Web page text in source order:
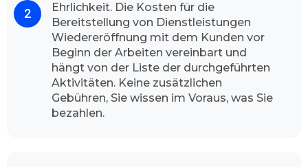
Duisburg Duissern stolz sagen, dass die
Mehrheit unsere Kunden mit voller
Zufriedenheit unseren Schlüsseldienst immer
wieder wählt. Unser Team freut sich wenn wir
Sie als Kundinnen und Kunden von unserem
Aufsperrdienst bedienen können. Unser
Betrieb gibt Ihnen die vollste Gewissheit, dass
Ehrlichkeit. Die Kosten für die
Bereitstellung von Dienstleistungen
Wiedereröffnung mit dem Kunden vor
Beginn der Arbeiten vereinbart und
hängt von der Liste der durchgeführten
Aktivitäten. Keine zusätzlichen
Gebühren, Sie wissen im Voraus, was Sie
bezahlen.